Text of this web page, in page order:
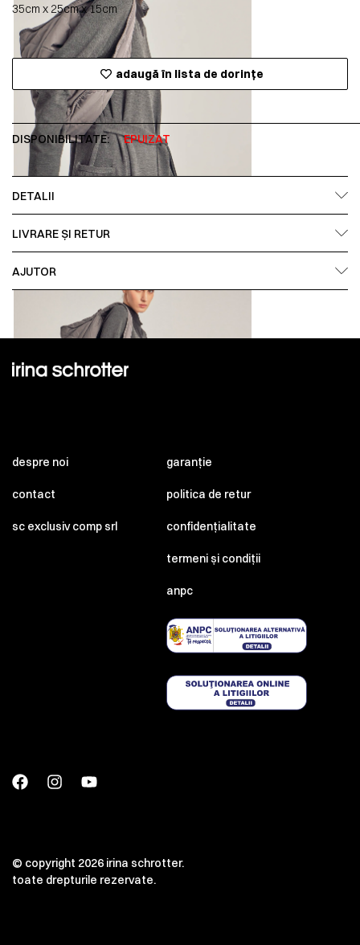
35cm x 25cm x 15cm
adaugă în lista de dorințe
DISPONIBILITATE: EPUIZAT
DETALII
LIVRARE ȘI RETUR
AJUTOR
despre noi
contact
sc exclusiv comp srl
garanție
politica de retur
confidențialitate
termeni și condiții
anpc
© copyright 2026 irina schrotter.
toate drepturile rezervate.